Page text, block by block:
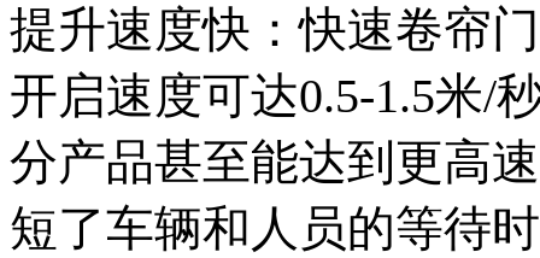
提升速度快：快速卷帘
开启速度可达0.5-1.5米/
分产品甚至能达到更高
短了车辆和人员的等待